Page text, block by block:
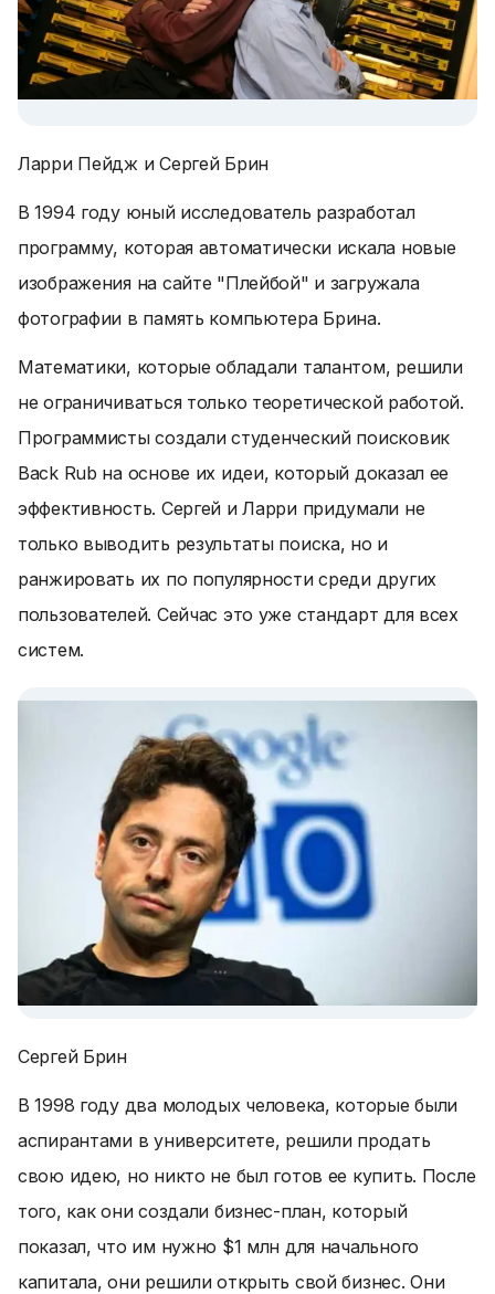
Ларри Пейдж и Сергей Брин
В 1994 году юный исследователь разработал
программу, которая автоматически искала новые
изображения на сайте "Плейбой" и загружала
фотографии в память компьютера Брина.
Математики, которые обладали талантом, решили
не ограничиваться только теоретической работой.
Программисты создали студенческий поисковик
Back Rub на основе их идеи, который доказал ее
эффективность. Сергей и Ларри придумали не
только выводить результаты поиска, но и
ранжировать их по популярности среди других
пользователей. Сейчас это уже стандарт для всех
систем.
Сергей Брин
В 1998 году два молодых человека, которые были
аспирантами в университете, решили продать
свою идею, но никто не был готов ее купить. После
того, как они создали бизнес-план, который
показал, что им нужно $1 млн для начального
капитала, они решили открыть свой бизнес. Они